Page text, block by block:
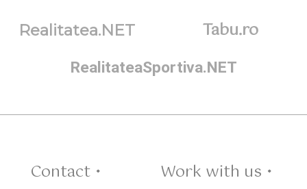
Realitatea.NET Tabu.ro
RealitateaSportiva.NET
Contact • Work with us •